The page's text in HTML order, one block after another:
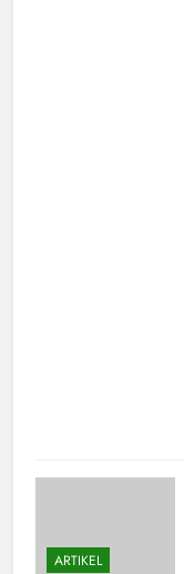
ARTIKEL